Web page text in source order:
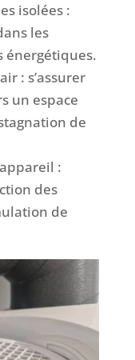
isolées :
les
énergétiques.
: s’assurer
un espace
de
:
des
de